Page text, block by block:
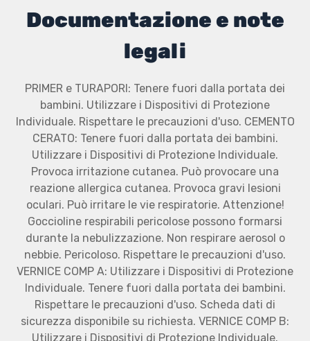
Documentazione e note
legali
PRIMER e TURAPORI: Tenere fuori dalla portata dei
bambini. Utilizzare i Dispositivi di Protezione
Individuale. Rispettare le precauzioni d'uso. CEMENTO
CERATO: Tenere fuori dalla portata dei bambini.
Utilizzare i Dispositivi di Protezione Individuale.
Provoca irritazione cutanea. Può provocare una
reazione allergica cutanea. Provoca gravi lesioni
oculari. Può irritare le vie respiratorie. Attenzione!
Goccioline respirabili pericolose possono formarsi
durante la nebulizzazione. Non respirare aerosol o
nebbie. Pericoloso. Rispettare le precauzioni d'uso.
VERNICE COMP A: Utilizzare i Dispositivi di Protezione
Individuale. Tenere fuori dalla portata dei bambini.
Rispettare le precauzioni d'uso. Scheda dati di
sicurezza disponibile su richiesta. VERNICE COMP B:
Utilizzare i Dispositivi di Protezione Individuale.